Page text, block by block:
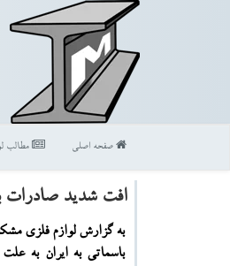
صفحه اصلی مطالب
افت شدید صادرات
به گزارش لوازم فلزی
باسماتی به ایران به